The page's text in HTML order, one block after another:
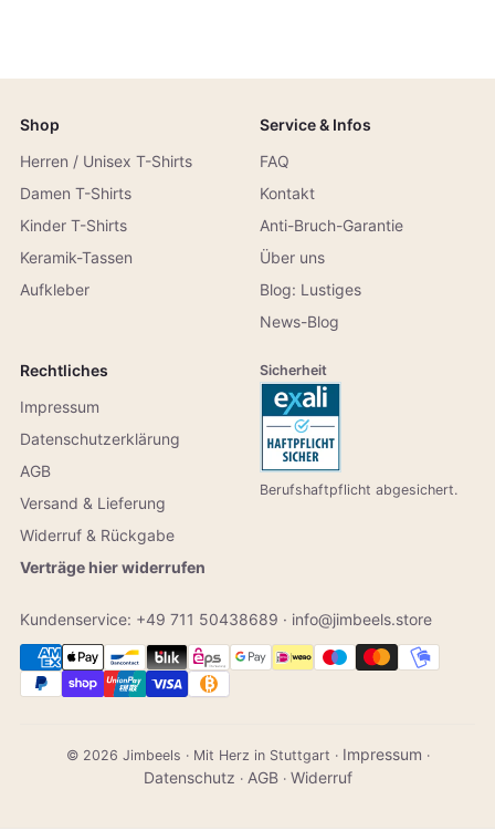
Shop
Herren / Unisex T-Shirts
Damen T-Shirts
Kinder T-Shirts
Keramik-Tassen
Aufkleber
Service & Infos
FAQ
Kontakt
Anti-Bruch-Garantie
Über uns
Blog: Lustiges
News-Blog
Rechtliches
Impressum
Datenschutzerklärung
AGB
Versand & Lieferung
Widerruf & Rückgabe
Verträge hier widerrufen
Sicherheit
Berufshaftpflicht abgesichert.
Kundenservice: +49 711 50438689 · info@jimbeels.store
© 2026 Jimbeels · Mit Herz in Stuttgart · Impressum ·
Datenschutz · AGB· Widerruf